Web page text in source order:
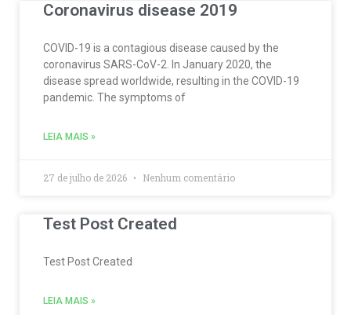
Coronavirus disease 2019
COVID-19 is a contagious disease caused by the
coronavirus SARS-CoV-2. In January 2020, the
disease spread worldwide, resulting in the COVID-19
pandemic. The symptoms of
LEIA MAIS »
27 de julho de 2026 Nenhum comentário
Test Post Created
Test Post Created
LEIA MAIS »